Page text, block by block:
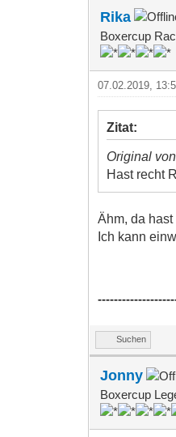
Rika
Boxercup
07.02.2019,
Zitat:
Original
Hast recht
Ähm, da
Ich kann
Suchen
Jonny
Boxercup